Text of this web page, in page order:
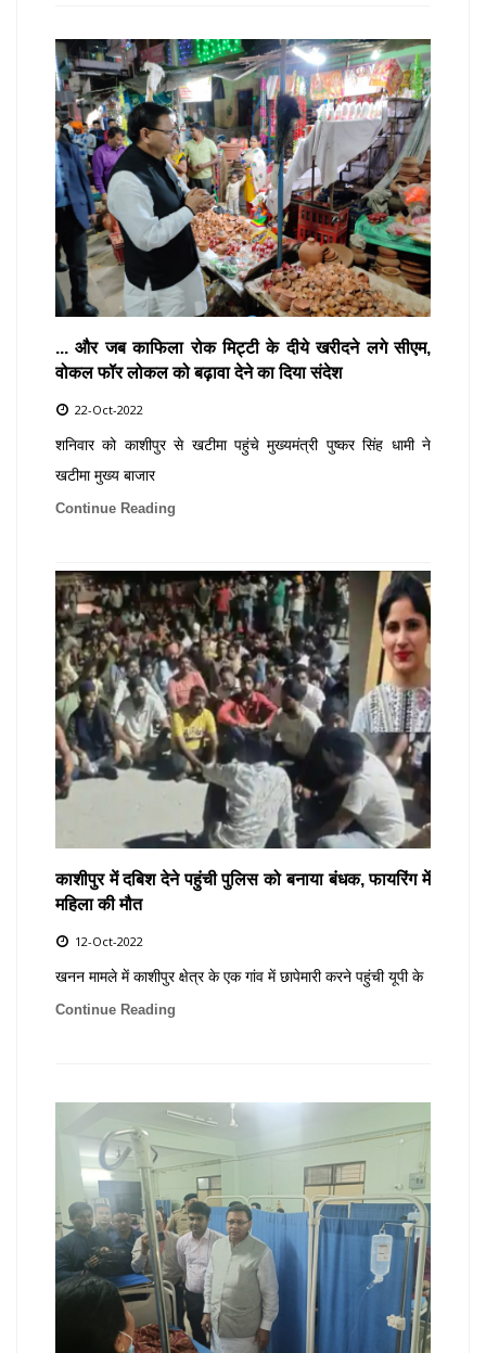
... और जब काफिला रोक मिट्टी के दीये खरीदने लगे सीएम,
वोकल फॉर लोकल को बढ़ावा देने का दिया संदेश
22-Oct-2022
शनिवार को काशीपुर से खटीमा पहुंचे मुख्यमंत्री पुष्कर सिंह धामी ने
खटीमा मुख्य बाजार
Continue Reading
काशीपुर में दबिश देने पहुंची पुलिस को बनाया बंधक, फायरिंग में
महिला की मौत
12-Oct-2022
खनन मामले में काशीपुर क्षेत्र के एक गांव में छापेमारी करने पहुंची यूपी के
Continue Reading